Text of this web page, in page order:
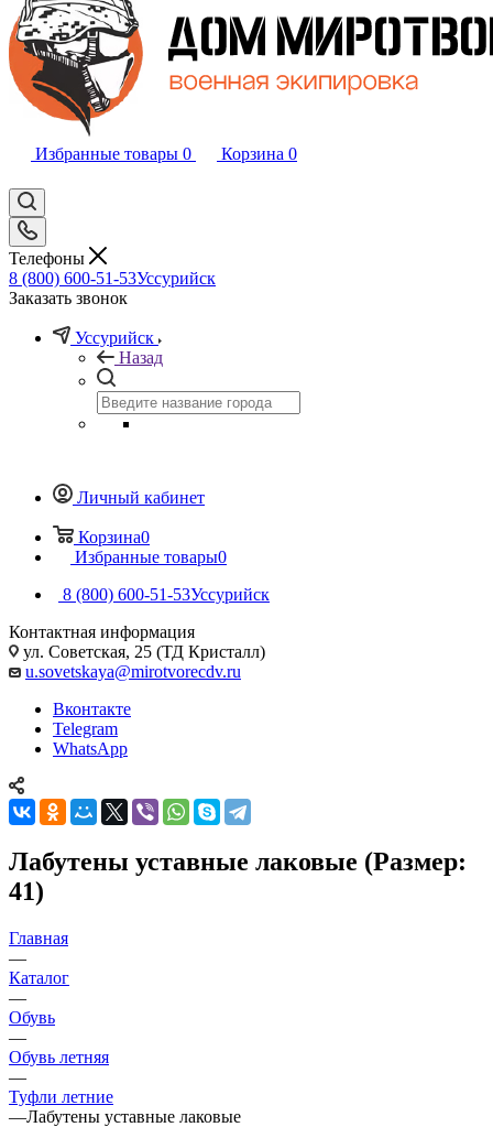
Избранные товары 0 Корзина 0
Телефоны
8 (800) 600-51-53Уссурийск
Заказать звонок
Уссурийск
Назад
Личный кабинет
Корзина0
Избранные товары0
8 (800) 600-51-53Уссурийск
Контактная информация
ул. Советская, 25 (ТД Кристалл)
u.sovetskaya@mirotvorecdv.ru
Вконтакте
Telegram
WhatsApp
Лабутены уставные лаковые (Размер:
41)
Главная
—
Каталог
—
Обувь
—
Обувь летняя
—
Туфли летние
—Лабутены уставные лаковые